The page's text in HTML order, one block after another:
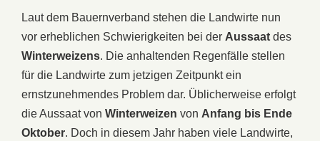
Laut dem Bauernverband stehen die Landwirte nun
vor erheblichen Schwierigkeiten bei der Aussaat des
Winterweizens. Die anhaltenden Regenfälle stellen
für die Landwirte zum jetzigen Zeitpunkt ein
ernstzunehmendes Problem dar. Üblicherweise erfolgt
die Aussaat von Winterweizen von Anfang bis Ende
Oktober. Doch in diesem Jahr haben viele Landwirte,